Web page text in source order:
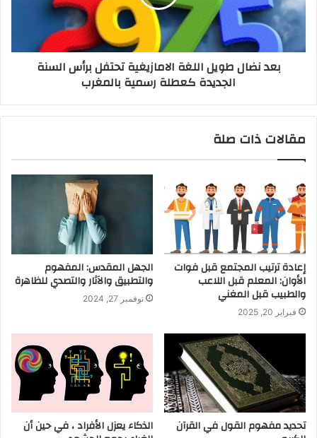
بعد نضال طويل اللغة الامازيغية تحتفل برأس السنة
الجديدة كعطلة رسمية بالمغرب
مقالات ذات صلة
إعادة ترتيب المجتمع قبل فوات
الأوان: المعلم قبل اللاعب
والطبيب قبل المغني
فبراير 20, 2025
الجهل المقدس: المفهوم
والتطبيق والآثار والتصدي للظاهرة
نوفمبر 27, 2024
تحديد مفهوم القول في القرآن الذكاء يعزل الأفراد ، في حين أن